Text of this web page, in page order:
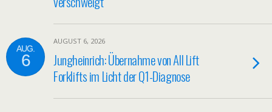
AUG.
6
AUGUST 6, 2026
Jungheinrich: Übernahme von All Lift
Forklifts im Licht der Q1-Diagnose